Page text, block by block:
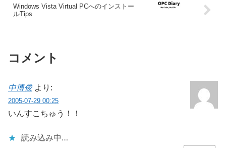
Windows Vista Virtual PCへのインストー
ルTips
コメント
中博俊 より:
2005-07-29 00:25
いんすこちゅう！！
読み込み中…